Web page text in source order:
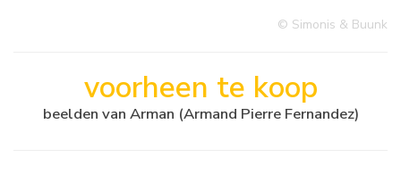
© Simonis & Buunk
voorheen te koop
beelden van Arman (Armand Pierre Fernandez)